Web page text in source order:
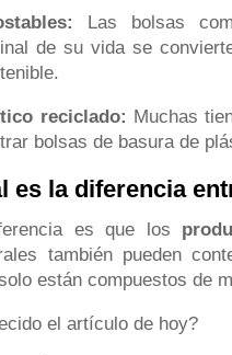
Las bolsas
de su vida se
reciclado: Muchas
bolsas de basura de
es la diferencia
es que los
también pueden
están compuestos de
el artículo de hoy?